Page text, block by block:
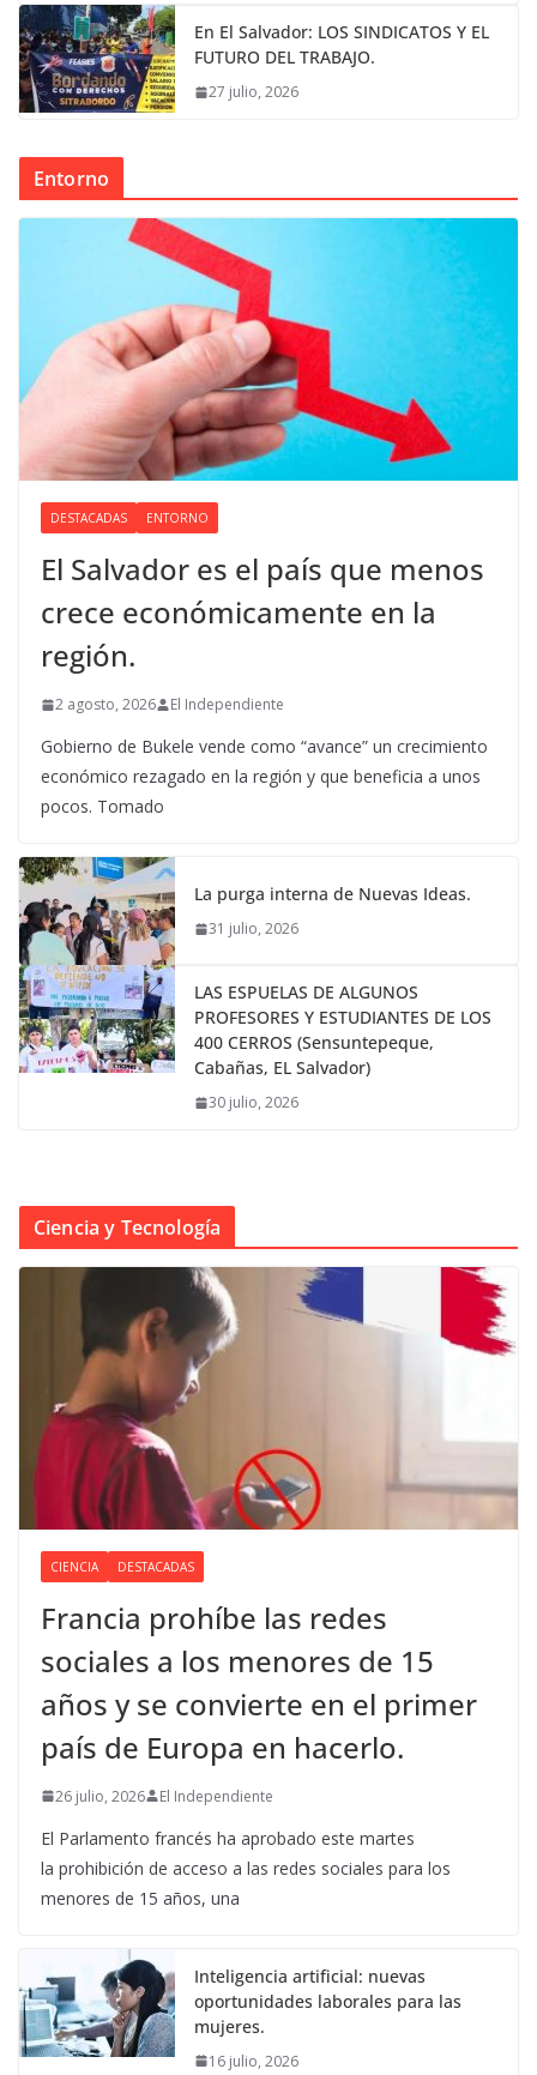
En El Salvador: LOS SINDICATOS Y EL
FUTURO DEL TRABAJO.
27 julio, 2026
Entorno
DESTACADAS ENTORNO
El Salvador es el país que menos
crece económicamente en la
región.
2 agosto, 2026 El Independiente
Gobierno de Bukele vende como “avance” un crecimiento
económico rezagado en la región y que beneficia a unos
pocos. Tomado
La purga interna de Nuevas Ideas.
31 julio, 2026
LAS ESPUELAS DE ALGUNOS
PROFESORES Y ESTUDIANTES DE LOS
400 CERROS (Sensuntepeque,
Cabañas, EL Salvador)
30 julio, 2026
Ciencia y Tecnología
CIENCIA DESTACADAS
Francia prohíbe las redes
sociales a los menores de 15
años y se convierte en el primer
país de Europa en hacerlo.
26 julio, 2026 El Independiente
El Parlamento francés ha aprobado este martes
la prohibición de acceso a las redes sociales para los
menores de 15 años, una
Inteligencia artificial: nuevas
oportunidades laborales para las
mujeres.
16 julio, 2026